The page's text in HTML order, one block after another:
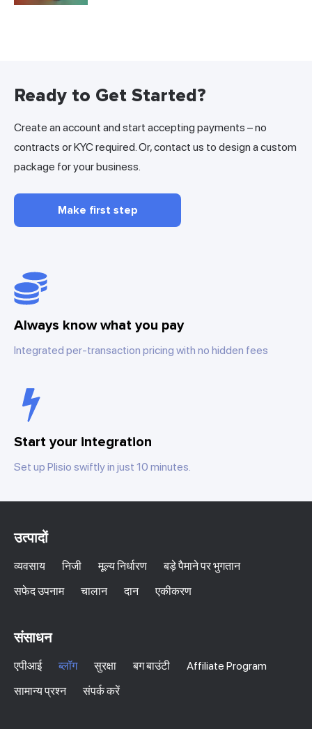
Ready to Get Started?
Create an account and start accepting payments – no
contracts or KYC required. Or, contact us to design a custom
package for your business.
Make first step
Always know what you pay
Integrated per-transaction pricing with no hidden fees
Start your integration
Set up Plisio swiftly in just 10 minutes.
उत्पादों
व्यवसाय निजी मूल्य निर्धारण
बड़े पैमाने पर भुगतान
सफेद उपनाम
चालान दान एकीकरण
संसाधन
एपीआई ब्लॉग सुरक्षा बग बाउंटी
Affiliate Program
सामान्य प्रश्न
संपर्क करें